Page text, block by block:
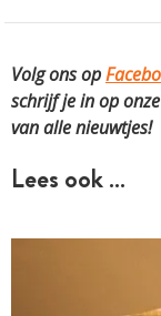
Volg ons op
schrijf je in op onze
van alle nieuwtjes!
Lees ook …